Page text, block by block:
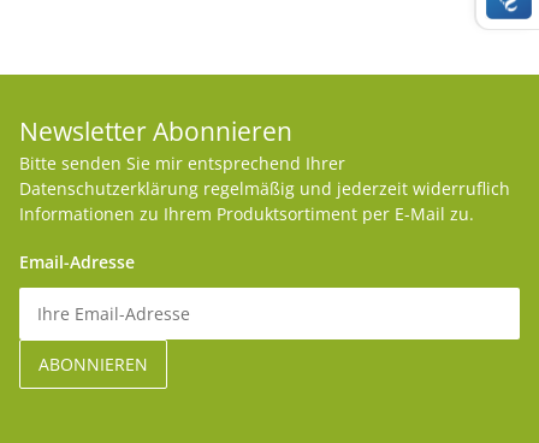
Newsletter Abonnieren
Bitte senden Sie mir entsprechend Ihrer
Datenschutzerklärung regelmäßig und jederzeit widerruflich
Informationen zu Ihrem Produktsortiment per E-Mail zu.
Email-Adresse